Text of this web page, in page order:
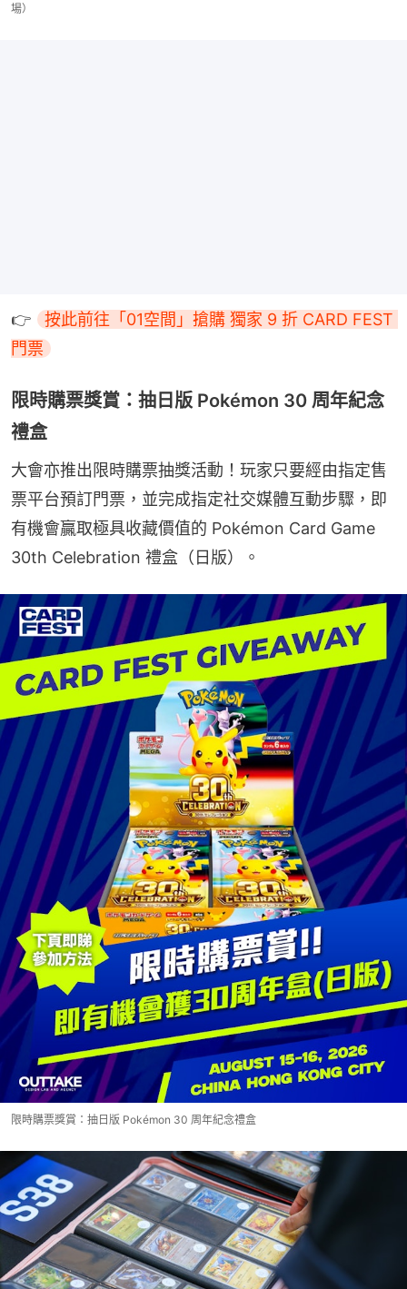
場）
👉
按此前往「01空間」搶購 獨家 9 折 CARD FEST
門票
限時購票獎賞：抽日版 Pokémon 30 周年紀念
禮盒
大會亦推出限時購票抽獎活動！玩家只要經由指定售
票平台預訂門票，並完成指定社交媒體互動步驟，即
有機會贏取極具收藏價值的 Pokémon Card Game
30th Celebration 禮盒（日版）。
限時購票獎賞：抽日版 Pokémon 30 周年紀念禮盒